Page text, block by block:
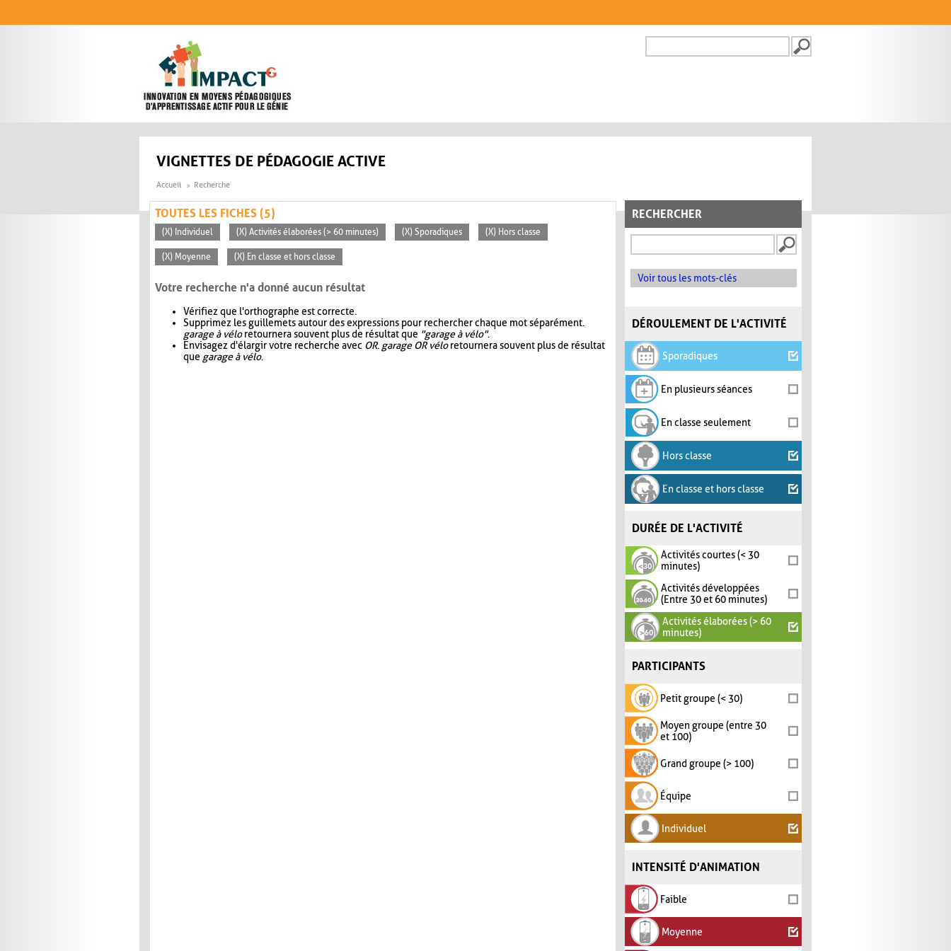
FORMULAIRE DE
VIGNETTES DE PÉDAGOGIE ACTIVE
Accueil Recherche
RECHERCHER
Voir tous les mots-clés
DÉROULEMENT DE L'ACTIVITÉ
Sporadiques
En plusieurs séances
En classe seulement
Hors classe
En classe et hors classe
DURÉE DE L'ACTIVITÉ
Activités courtes (< 30
minutes)
Activités développées
(Entre 30 et 60 minutes)
Activités élaborées (> 60
minutes)
PARTICIPANTS
Petit groupe (< 30)
Moyen groupe (entre 30
et 100)
Grand groupe (> 100)
Équipe
Individuel
INTENSITÉ D'ANIMATION
Faible
Moyenne
TOUTES LES FICHES (5)
(X) Individuel (X) Activités élaborées (> 60 minutes) (X) Sporadiques (X) Hors classe
(X) Moyenne (X) En classe et hors classe
Votre recherche n'a donné aucun résultat
Vérifiez que l'orthographe est correcte.
Supprimez les guillemets autour des expressions pour rechercher chaque mot séparément.
garage à véloretournera souvent plus de résultat que "garage à vélo".
Envisagez d'élargir votre recherche avec OR. garage OR véloretournera souvent plus de résultat
que garage à vélo.